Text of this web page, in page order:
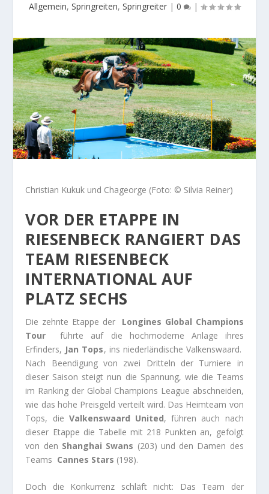
Allgemein, Springreiten, Springreiter | 0 |
Christian Kukuk und Chageorge (Foto: © Silvia Reiner)
VOR DER ETAPPE IN
RIESENBECK RANGIERT DAS
TEAM RIESENBECK
INTERNATIONAL AUF
PLATZ SECHS
Die zehnte Etappe der Longines Global Champions
Tour führte auf die hochmoderne Anlage ihres
Erfinders, Jan Tops, ins niederländische Valkenswaard.
Nach Beendigung von zwei Dritteln der Turniere in
dieser Saison steigt nun die Spannung, wie die Teams
im Ranking der Global Champions League abschneiden,
wie das hohe Preisgeld verteilt wird. Das Heimteam von
Tops, die Valkenswaard United, führen auch nach
dieser Etappe die Tabelle mit 218 Punkten an, gefolgt
von den Shanghai Swans (203) und den Damen des
Teams Cannes Stars (198).
Doch die Konkurrenz schläft nicht: Das Team der